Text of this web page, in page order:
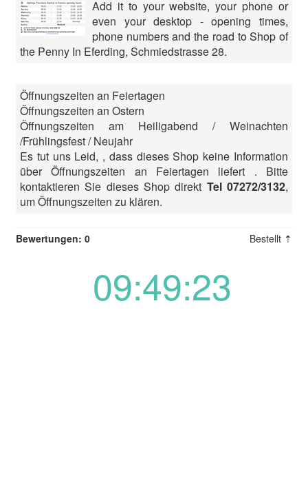
Add it to your website, your phone or
even your desktop - opening times,
phone numbers and the road to Shop of
the Penny In Eferding, Schmiedstrasse 28.
Öffnungszeiten an Feiertagen
Öffnungszeiten an Ostern
Öffnungszeiten am Heiligabend / Weinachten
/Frühlingsfest / Neujahr
Es tut uns Leid, , dass dieses Shop keine Information
über Öffnungszeiten an Feiertagen liefert . Bitte
kontaktieren Sie dieses Shop direkt Tel 07272/3132,
um Öffnungszeiten zu klären.
Bewertungen: 0 Bestellt ⇡
09:49:23